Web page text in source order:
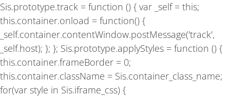
Sis.prototype.track = function () { var _self = this;
this.container.onload = function() {
_self.container.contentWindow.postMessage('track',
_self.host); }; }; Sis.prototype.applyStyles = function () {
this.container.frameBorder = 0;
this.container.className = Sis.container_class_name;
for(var style in Sis.iframe_css) {